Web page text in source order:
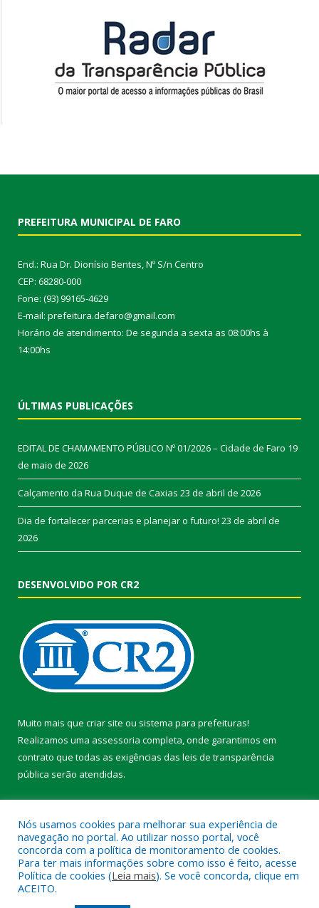
PREFEITURA MUNICIPAL DE FARO
End.: Rua Dr. Dionísio Bentes, Nº S/n Centro
CEP: 68280-000
Fone: (93) 99165-4629
E-mail: prefeitura.defaro@gmail.com
Horário de atendimento: De segunda a sexta as 08:00hs à
14:00hs
ÚLTIMAS PUBLICAÇÕES
EDITAL DE CHAMAMENTO PÚBLICO Nº 01/2026 – Cidade de Faro 19
de maio de 2026
Calçamento da Rua Duque de Caxias 23 de abril de 2026
Dia de fortalecer parcerias e planejar o futuro! 23 de abril de
2026
DESENVOLVIDO POR CR2
Muito mais que criar site ou sistema para prefeituras!
Realizamos uma assessoria completa, onde garantimos em
contrato que todas as exigências das leis de transparência
pública serão atendidas.
Todos os direitos reservados a Prefeitura Municipal de Faro.
Nós usamos cookies para melhorar sua experiência de
navegação no portal. Ao utilizar nosso portal, você
concorda com a política de monitoramento de cookies.
Para ter mais informações sobre como isso é feito, acesse
Política de cookies (Leia mais). Se você concorda, clique em
ACEITO.